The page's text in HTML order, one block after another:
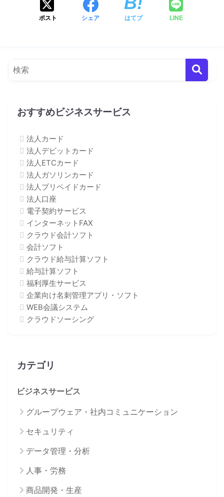
ポスト シェア はてブ LINE
おすすめビジネスサービス
法人カード
法人デビットカード
法人ETCカード
法人ガソリンカード
法人プリペイドカード
法人口座
電子契約サービス
インターネットFAX
クラウド会計ソフト
会計ソフト
クラウド給与計算ソフト
給与計算ソフト
福利厚生サービス
企業向け名刺管理アプリ・ソフト
WEB会議システム
クラウドソーシング
カテゴリ
ビジネスサービス
グループウェア・社内コミュニケーション
セキュリティ
データ管理・分析
人事・労務
商品開発・生産